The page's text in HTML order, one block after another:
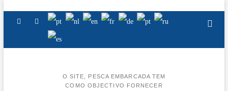
content
FacebookInstagramYoutube
O SITE, PESCA EMBARCADA TEM
COMO OBJECTIVO FORNECER